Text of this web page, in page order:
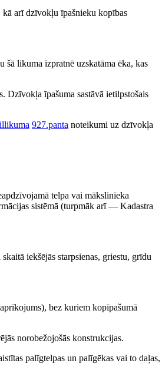
arī dzīvokļu īpašnieku kopības
likuma izpratnē uzskatāma ēka, kas
Dzīvokļa īpašuma sastāvā ietilpstošais
927.panta noteikumi uz dzīvokļa
telpa vai mākslinieka
sistēmā (turpmāk arī — Kadastra
iekšējās starpsienas, griestu, grīdu
bez kuriem kopīpašumā
norobežojošās konstrukcijas.
palīgtelpas un palīgēkas vai to daļas,